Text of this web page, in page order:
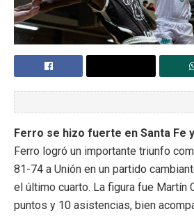
Ferro se hizo fuerte en Santa Fe
Ferro logró un importante triunfo
81-74 a Unión en un partido
el último cuarto. La figura fue Martín
puntos y 10 asistencias, bien